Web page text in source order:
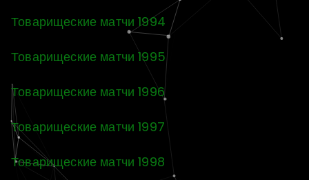
Товарищеские матчи 1994
Товарищеские матчи 1995
Товарищеские матчи 1996
Товарищеские матчи 1997
Товарищеские матчи 1998